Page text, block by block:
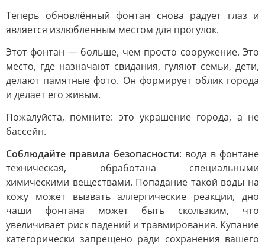
Теперь обновлённый фонтан снова радует глаз и
является излюбленным местом для прогулок.
Этот фонтан — больше, чем просто сооружение. Это
место, где назначают свидания, гуляют семьи, дети,
делают памятные фото. Он формирует облик города
и делает его живым.
Пожалуйста, помните: это украшение города, а не
бассейн.
Соблюдайте правила безопасности: вода в фонтане
техническая, обработана специальными
химическими веществами. Попадание такой воды на
кожу может вызвать аллергические реакции, дно
чаши фонтана может быть скользким, что
увеличивает риск падений и травмирования. Купание
категорически запрещено ради сохранения вашего